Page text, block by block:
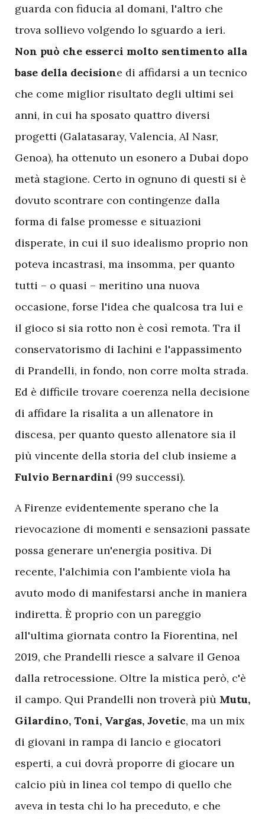
guarda con fiducia al domani, l'altro che
trova sollievo volgendo lo sguardo a ieri.
Non può che esserci molto sentimento alla
base della decisione di affidarsi a un tecnico
che come miglior risultato degli ultimi sei
anni, in cui ha sposato quattro diversi
progetti (Galatasaray, Valencia, Al Nasr,
Genoa), ha ottenuto un esonero a Dubai dopo
metà stagione. Certo in ognuno di questi si è
dovuto scontrare con contingenze dalla
forma di false promesse e situazioni
disperate, in cui il suo idealismo proprio non
poteva incastrasi, ma insomma, per quanto
tutti – o quasi – meritino una nuova
occasione, forse l'idea che qualcosa tra lui e
il gioco si sia rotto non è così remota. Tra il
conservatorismo di Iachini e l'appassimento
di Prandelli, in fondo, non corre molta strada.
Ed è difficile trovare coerenza nella decisione
di affidare la risalita a un allenatore in
discesa, per quanto questo allenatore sia il
più vincente della storia del club insieme a
Fulvio Bernardini (99 successi).
A Firenze evidentemente sperano che la
rievocazione di momenti e sensazioni passate
possa generare un'energia positiva. Di
recente, l'alchimia con l'ambiente viola ha
avuto modo di manifestarsi anche in maniera
indiretta. È proprio con un pareggio
all'ultima giornata contro la Fiorentina, nel
2019, che Prandelli riesce a salvare il Genoa
dalla retrocessione. Oltre la mistica però, c'è
il campo. Qui Prandelli non troverà più Mutu,
Gilardino, Toni, Vargas, Jovetic, ma un mix
di giovani in rampa di lancio e giocatori
esperti, a cui dovrà proporre di giocare un
calcio più in linea col tempo di quello che
aveva in testa chi lo ha preceduto, e che